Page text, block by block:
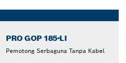
closed
PRO GOP 185-LI
Pemotong Serbaguna Tanpa Kabel